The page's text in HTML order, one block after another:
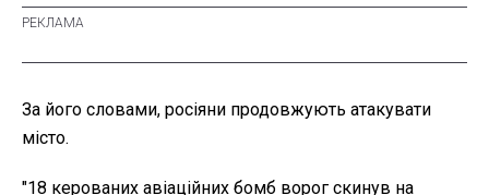
За його словами, росіяни продовжують атакувати
місто.
"18 керованих авіаційних бомб ворог скинув на